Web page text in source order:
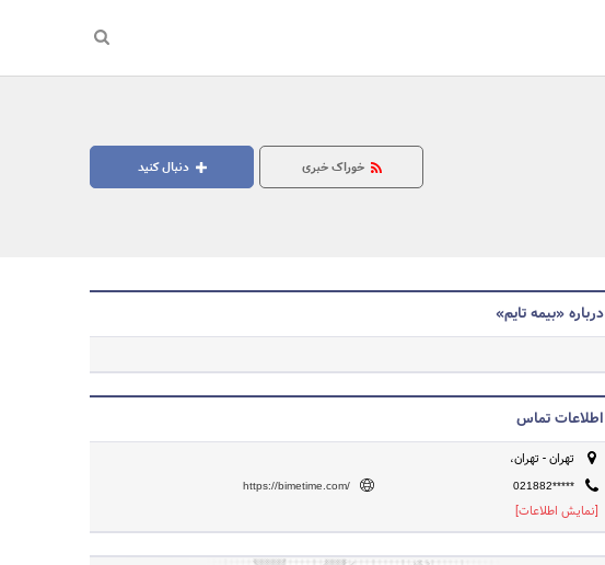
دنبال کنید خوراک خبری
درباره «بیمه تایم»
اطلاعات تماس
تهران - تهران،
021882*****
https://bimetime.com/
[نمایش اطلاعات]